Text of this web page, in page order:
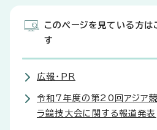
このページを見ている方は
す
広報・PR
令和7年度の第20回アジア
ラ競技大会に関する報道発表